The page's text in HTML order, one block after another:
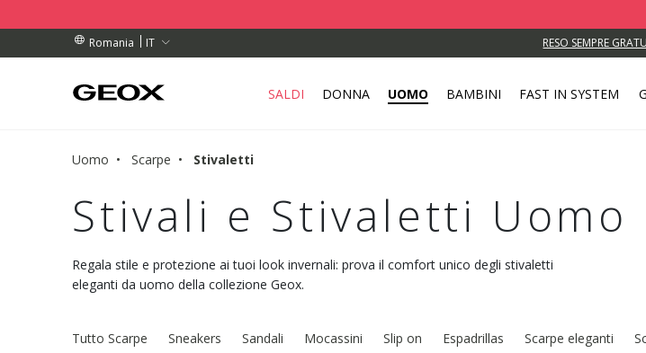
Romania
IT
SUPERIORI A L 450 RESO SEMPRE
SUPERIORI A L 450
SALDI DONNA UOMO BAMBINI FAST IN SYSTEM
Uomo Scarpe Stivaletti
Stivali e Stivaletti Uomo
Regala stile e protezione ai tuoi look invernali: prova il comfort unico degli stivaletti
eleganti da uomo della collezione Geox.
Tutto Scarpe Sneakers Sandali Mocassini Slip on Espadrillas Scarpe eleganti